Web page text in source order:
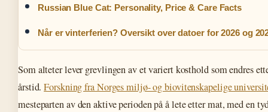
Russian Blue Cat: Personality, Price & Care Facts
Når er vinterferien? Oversikt over datoer for 2026 og
Som alteter lever grevlingen av et variert kosthold som endres
årstid.Forskning fra Norges miljø- og biovitenskapelige
mesteparten av den aktive perioden på å lete etter mat, med en